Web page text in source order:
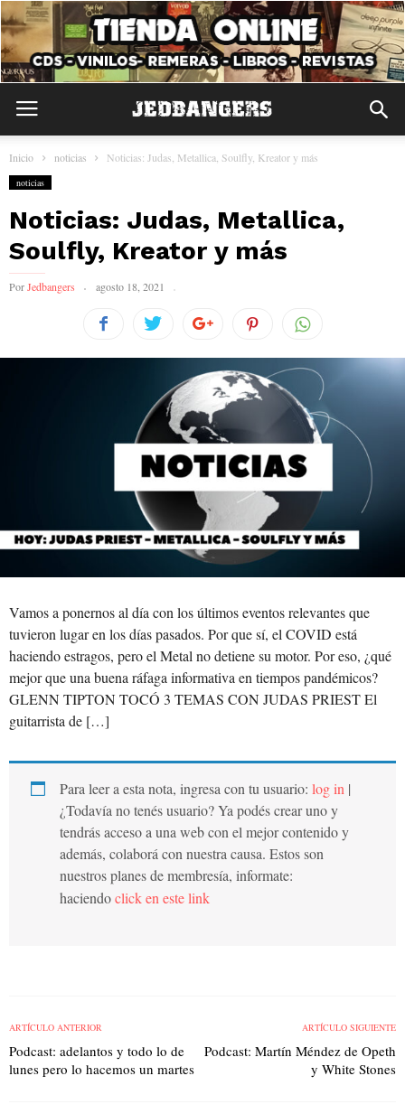
Inicio noticias Noticias: Judas, Metallica, Soulfly, Kreator y más
noticias
Noticias: Judas, Metallica,
Soulfly, Kreator y más
PorJedbangers agosto 18, 2021
Vamos a ponernos al día con los últimos eventos relevantes que
tuvieron lugar en los días pasados. Por que sí, el COVID está
haciendo estragos, pero el Metal no detiene su motor. Por eso, ¿qué
mejor que una buena ráfaga informativa en tiempos pandémicos?
GLENN TIPTON TOCÓ 3 TEMAS CON JUDAS PRIEST El
guitarrista de […]
Para leer a esta nota, ingresa con tu usuario: log in |
¿Todavía no tenés usuario? Ya podés crear uno y
tendrás acceso a una web con el mejor contenido y
además, colaborá con nuestra causa. Estos son
nuestros planes de membresía, informate:
haciendoclick en este link
ARTÍCULO ANTERIOR
Podcast: adelantos y todo lo de
lunes pero lo hacemos un martes
ARTÍCULO SIGUIENTE
Podcast: Martín Méndez de Opeth
y White Stones